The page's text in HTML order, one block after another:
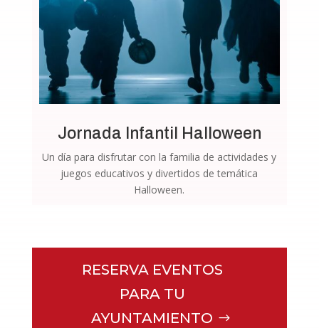
Jornada Infantil Halloween
Un día para disfrutar con la familia de actividades y
juegos educativos y divertidos de temática
Halloween.
RESERVA EVENTOS
PARA TU
AYUNTAMIENTO